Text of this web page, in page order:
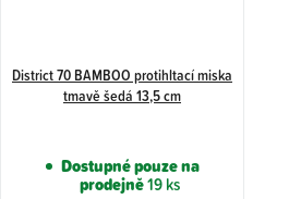
District 70 BAMBOO protihltací miska
tmavě šedá 13,5 cm
Dostupné pouze na
prodejně19 ks